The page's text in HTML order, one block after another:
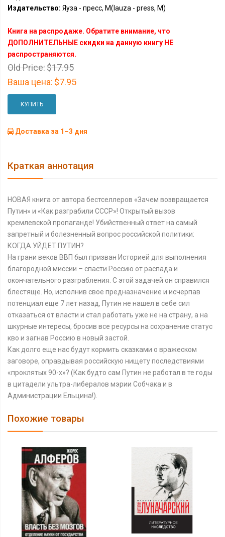
Издательство: Яуза - пресс, М(Iauza - press, M)
Книга на распродаже. Обратите внимание, что
ДОПОЛНИТЕЛЬНЫЕ скидки на данную книгу НЕ
распространяются.
Old Price:$17.95
Ваша цена: $7.95
КУПИТЬ
Доставка за 1–3 дня
Краткая аннотация
НОВАЯ книга от автора бестселлеров «Зачем возвращается
Путин» и «Как разграбили СССР»! Открытый вызов
кремлевской пропаганде! Убийственный ответ на самый
запретный и болезненный вопрос российской политики:
КОГДА УЙДЕТ ПУТИН?
На грани веков ВВП был призван Историей для выполнения
благородной миссии – спасти Россию от распада и
окончательного разграбления. С этой задачей он справился
блестяще. Но, исполнив свое предназначение и исчерпав
потенциал еще 7 лет назад, Путин не нашел в себе сил
отказаться от власти и стал работать уже не на страну, а на
шкурные интересы, бросив все ресурсы на сохранение статус
кво и загнав Россию в новый застой.
Как долго еще нас будут кормить сказками о вражеском
заговоре, оправдывая российскую нищету последствиями
«проклятых 90-х»? (Как будто сам Путин не работал в те годы
в цитадели ультра-либералов мэрии Собчака и в
Администрации Ельцина!).
Похожие товары